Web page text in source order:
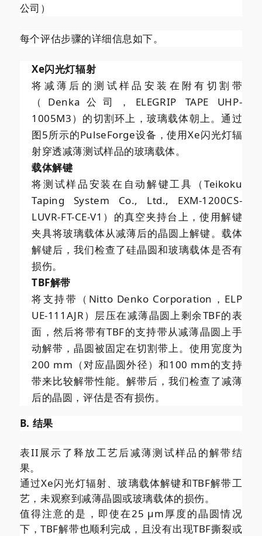
公司）
每个评估步骤的详细信息如下。
Xe闪光灯辐射
将减薄后的测试样品安装在附有切割带
（Denka公司，ELEGRIP TAPE UHP-
1005M3）的切割环上，玻璃载体朝上。通过
图5所示的PulseForge设备，使用Xe闪光灯辐
射穿透减薄测试样品的玻璃载体。
载体解键
将测试样品安装在自动解键工具（Teikoku
Taping System Co., Ltd., EXM-1200CS-
LUVR-FT-CE-V1）的真空夹持台上，使用解键
夹具将玻璃载体从减薄后的晶圆上解键。载体
解键后，我们检查了硅晶圆和玻璃载体是否有
损伤。
TBF解带
将支持带（Nitto Denko Corporation，ELP
UE-111AJR）层压在减薄晶圆上剩余TBF的表
面，然后将带有TBF的支持带从减薄晶圆上手
动解带，晶圆被固定在切割带上。使用宽度为
200 mm（对应晶圆外径）和100 mm的支持
带来比较解带性能。解带后，我们检查了减薄
后的晶圆，评估是否有损伤。
B. 结果
表II展示了释放工艺后减薄测试样品的解带结
果。
通过Xe闪光灯辐射、玻璃载体解键和TBF解带工
艺，未观察到减薄晶圆或玻璃载体的损伤。
值得注意的是，即使在25 μm厚度的晶圆情况
下，TBF解带也顺利完成，且没有出现TBF撕裂或